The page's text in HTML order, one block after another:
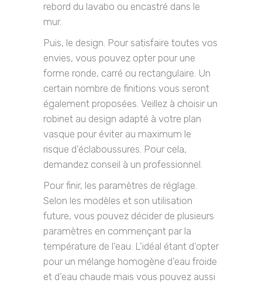
rebord du lavabo ou encastré dans le
mur.
Puis, le design. Pour satisfaire toutes vos
envies, vous pouvez opter pour une
forme ronde, carré ou rectangulaire. Un
certain nombre de finitions vous seront
également proposées. Veillez à choisir un
robinet au design adapté à votre plan
vasque pour éviter au maximum le
risque d’éclaboussures. Pour cela,
demandez conseil à un professionnel.
Pour finir, les paramètres de réglage.
Selon les modèles et son utilisation
future, vous pouvez décider de plusieurs
paramètres en commençant par la
température de l’eau. L’idéal étant d’opter
pour un mélange homogène d’eau froide
et d’eau chaude mais vous pouvez aussi